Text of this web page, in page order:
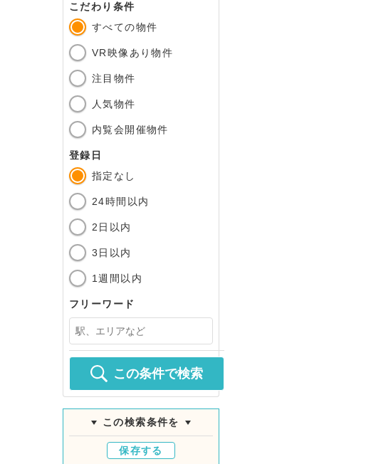
こだわり条件
すべての物件
VR映像あり物件
注目物件
人気物件
内覧会開催物件
登録日
指定なし
24時間以内
2日以内
3日以内
1週間以内
フリーワード
この条件で検索
この検索条件を
保存する